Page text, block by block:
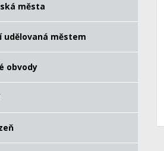
města
udělovaná městem
obvody